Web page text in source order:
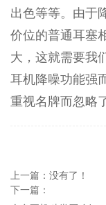
出色等等。由于
价位的普通耳塞
大，这就需要我
耳机降噪功能强
重视名牌而忽略
上一篇：没有了！
下一篇：